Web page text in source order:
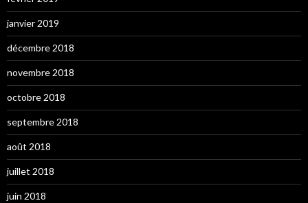
janvier 2019
décembre 2018
novembre 2018
octobre 2018
septembre 2018
août 2018
juillet 2018
juin 2018